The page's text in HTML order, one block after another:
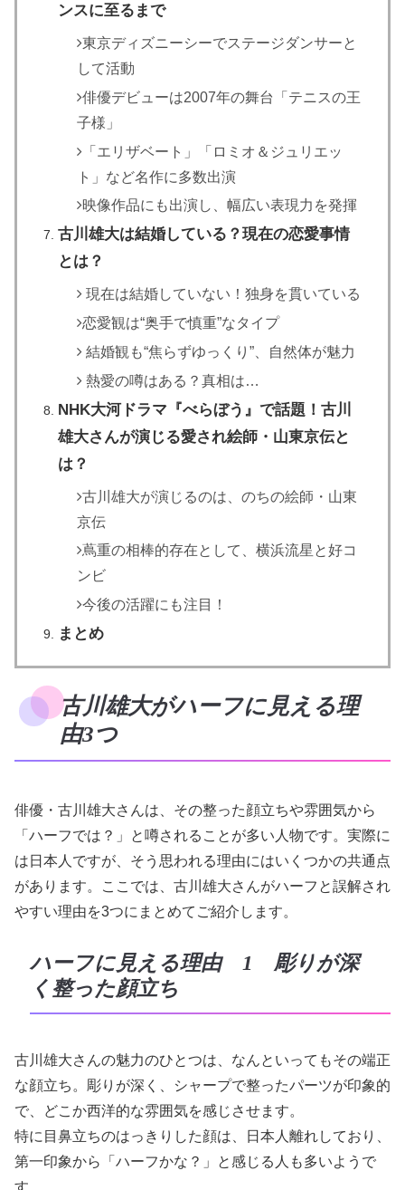
ンスに至るまで
東京ディズニーシーでステージダンサーと
して活動
俳優デビューは2007年の舞台「テニスの王
子様」
「エリザベート」「ロミオ＆ジュリエッ
ト」など名作に多数出演
映像作品にも出演し、幅広い表現力を発揮
古川雄大は結婚している？現在の恋愛事情
とは？
現在は結婚していない！独身を貫いている
恋愛観は“奥手で慎重”なタイプ
結婚観も“焦らずゆっくり”、自然体が魅力
熱愛の噂はある？真相は…
NHK大河ドラマ『べらぼう』で話題！古川
雄大さんが演じる愛され絵師・山東京伝と
は？
古川雄大が演じるのは、のちの絵師・山東
京伝
蔦重の相棒的存在として、横浜流星と好コ
ンビ
今後の活躍にも注目！
まとめ
古川雄大がハーフに見える理
由3つ
俳優・古川雄大さんは、その整った顔立ちや雰囲気から
「ハーフでは？」と噂されることが多い人物です。実際に
は日本人ですが、そう思われる理由にはいくつかの共通点
があります。ここでは、古川雄大さんがハーフと誤解され
やすい理由を3つにまとめてご紹介します。
ハーフに見える理由 1 彫りが深
く整った顔立ち
古川雄大さんの魅力のひとつは、なんといってもその端正
な顔立ち。彫りが深く、シャープで整ったパーツが印象的
で、どこか西洋的な雰囲気を感じさせます。
特に目鼻立ちのはっきりした顔は、日本人離れしており、
第一印象から「ハーフかな？」と感じる人も多いようで
す。